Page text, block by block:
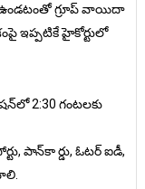
ఉండటంతో గ్రూప్ వాయిదా
ఇప్పటికే హైకోర్టులో
2:30 గంటలకు
పాన్‌కా ర్డు, ఓటర్ ఐడీ,